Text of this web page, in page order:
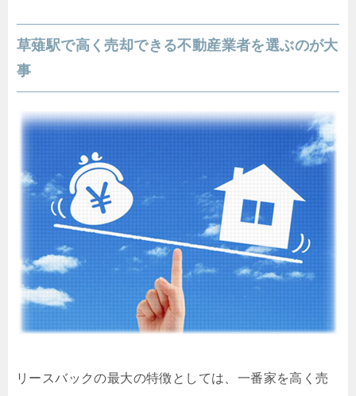
草薙駅で高く売却できる不動産業者を選ぶのが大
事
リースバックの最大の特徴としては、一番家を高く売